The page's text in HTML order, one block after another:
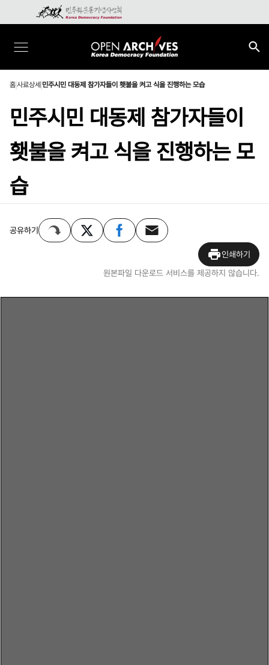
홈사료상세 민주시민 대동제 참가자들이 횃불을 켜고 식을 진행하는 모습
민주시민 대동제 참가자들이
횃불을 켜고 식을 진행하는 모
습
공유하기
인쇄하기
원본파일 다운로드 서비스를 제공하지 않습니다.